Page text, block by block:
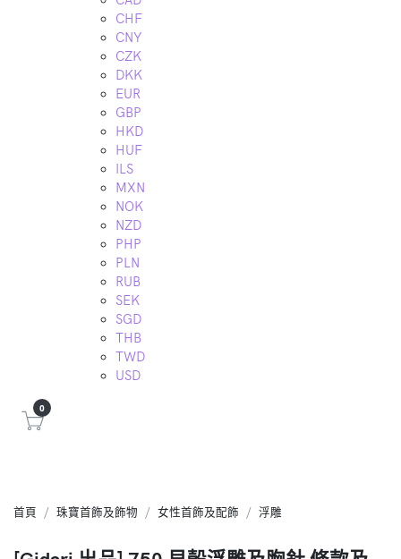
CHF
CNY
CZK
DKK
EUR
GBP
HKD
HUF
ILS
MXN
NOK
NZD
PHP
PLN
RUB
SEK
SGD
THB
TWD
USD
0
首頁 珠寶首飾及飾物 女性首飾及配飾 浮雕